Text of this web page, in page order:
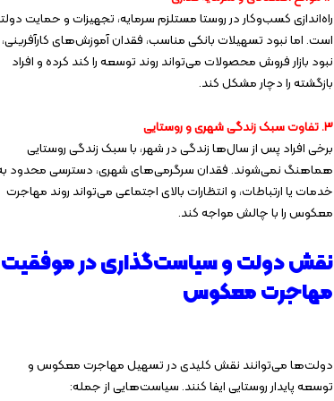
راه‌اندازی کسب‌وکار در روستا مستلزم سرمایه، تجهیزات و حمایت
است. اما نبود تسهیلات بانکی مناسب، فقدان آموزش‌های
نبود بازار فروش محصولات می‌تواند روند توسعه را کند کرده و افراد
بازگشته را دچار مشکل کند.
۳. تفاوت سبک زندگی شهری و روستایی
برخی افراد پس از سال‌ها زندگی در شهر، با سبک زندگی روستایی
هماهنگ نمی‌شوند. فقدان سرگرمی‌های شهری، دسترسی محدود
خدمات یا ارتباطات، و انتظارات بالای اجتماعی می‌تواند روند مهاجرت
معکوس را با چالش مواجه کند.
نقش دولت و سیاست‌گذاری در موفقیت
مهاجرت معکوس
دولت‌ها می‌توانند نقش کلیدی در تسهیل مهاجرت معکوس و
توسعه پایدار روستایی ایفا کنند. سیاست‌هایی از جمله: